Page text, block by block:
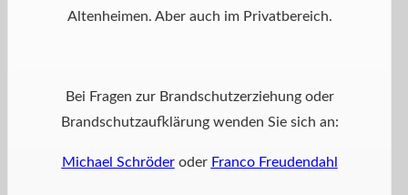
Altenheimen. Aber auch im Privatbereich.
Bei Fragen zur Brandschutzerziehung oder
Brandschutzaufklärung wenden Sie sich an:
Michael Schröderoder Franco Freudendahl